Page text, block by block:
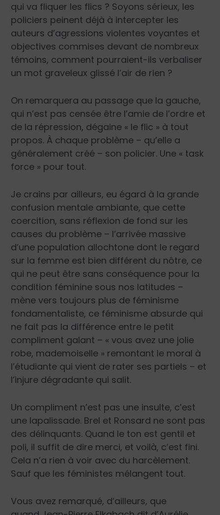
qui va fliquer les flics ? Soyons sérieux, les
policiers peinent déjà à intercepter les
auteurs d’agressions violentes voyantes et
objectives commises devant de nombreux
témoins, comment pourraient-ils verbaliser
un mot graveleux glissé l’air de rien ?
On remarquera au passage que la gauche,
qui n’est pas censée être l’amie de l’ordre et
de la répression, dégaine « le flic » à tout
propos. À chaque problème – qu’elle a
généralement créé – son policier. Une « task
force » pour tout.
Je crains par ailleurs, eu égard à la grande
confusion mentale ambiante, que cette
coercition, sans réflexion de fond sur les
causes du problème – l’arrivée massive
d’une population allochtone dont le regard
sur la femme est bien différent du nôtre, ce
qui ne peut être sans conséquence pour la
condition féminine sous nos latitudes –
mène vers toujours plus de féminisme
fondamentaliste, ce féminisme absurde qui
ne fait pas la différence entre le petit
compliment galant – « vous avez une jolie
robe, mademoiselle » remontant le moral à
l’étudiante qui vient de rater ses partiels – et
l’injure dégradante qui salit.
Un compliment n’est pas une insulte, c’est
une lapalissade. Brel et Ronsard ne sont pas
des délinquants. Quand le ton est gentil et
poli, il suffit de dire merci, et voilà, c’est fini.
Cela n’a rien à voir avec du harcèlement.
Sauf que les féministes mélangent tout.
Vous avez remarqué, d’ailleurs, que